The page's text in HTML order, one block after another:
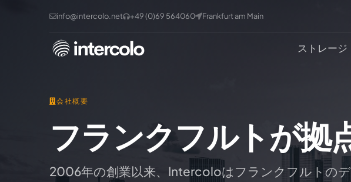
info@intercolo.net +49 (0)69 564060 Frankfurt am Main
ストレージ
会社概要
フランクフルトが拠
2006年の創業以来、Intercoloはフランクフルトのデ